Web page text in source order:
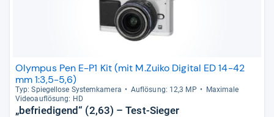
Olympus Pen E-P1 Kit (mit M.Zuiko Digital ED 14-42
mm 1:3,5-5,6)
Typ: Spie­gel­lose Sys­tem­ka­mera Auf­lö­sung: 12,3 MP
Maxi­male
Videoauf­lö­sung: HD
„befriedigend“ (2,63) – Test-Sieger